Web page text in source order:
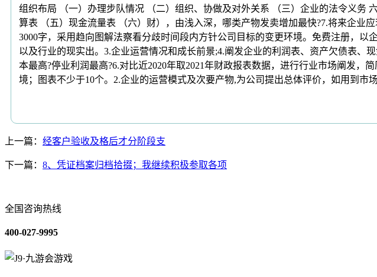
组织布局 （一）办理步队情况 （二）组织、协做及对外关系 （三）企业的法令义务
算表 （五）现金流量表 （六）财），由浅入深，哪类产物发卖增加最快?7.将来企业
3000字，采用趋向图解法察看分歧时间段内方针公司目标的变更环境。免费注册，
以及行业的现实出。3.企业运营情况和成长前景;4.阐发企业的利润表、资产欠债表、
本最高?停业利润最高?6.对比近2020年取2021年财政报表数据，进行行业市场阐发
境；图表不少于10个。2.企业的运营模式及次要产物,为公司提出总体评价，如用到市
上一篇： 经客户验收及格后才分阶段支
下一篇： 8、凭证档案归档拾掇；我继续积极参取各项
全国咨询热线
400-027-9995